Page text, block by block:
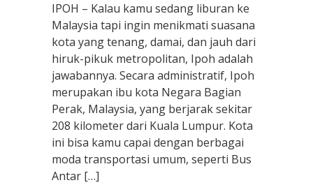
IPOH – Kalau kamu sedang liburan ke
Malaysia tapi ingin menikmati suasana
kota yang tenang, damai, dan jauh dari
hiruk-pikuk metropolitan, Ipoh adalah
jawabannya. Secara administratif, Ipoh
merupakan ibu kota Negara Bagian
Perak, Malaysia, yang berjarak sekitar
208 kilometer dari Kuala Lumpur. Kota
ini bisa kamu capai dengan berbagai
moda transportasi umum, seperti Bus
Antar […]